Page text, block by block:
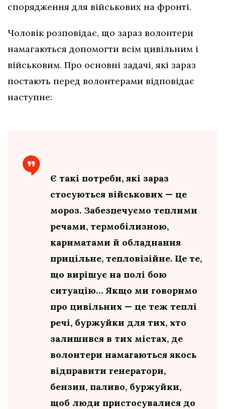
спорядження для військових на фронті.
Чоловік розповідає, що зараз волонтери
намагаються допомогти всім цивільним і
військовим. Про основні задачі, які зараз
постають перед волонтерами відповідає
наступне:
Є такі потреби, які зараз
стосуються військових — це
мороз. Забезпечуємо теплими
речами, термобілизною,
кариматами й обладнання
прицільне, тепловізійне. Це те,
що вирішує на полі бою
ситуацію… Якщо ми говоримо
про цивільних — це теж теплі
речі, буржуйки для тих, хто
залишився в тих містах, де
волонтери намагаються якось
відправити генератори,
бензин, паливо, буржуйки,
щоб люди пристосувалися до